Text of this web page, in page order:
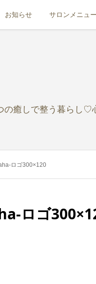
お知らせ サロンメニュー
の癒しで整う暮らし
ロゴ300×120
ロゴ